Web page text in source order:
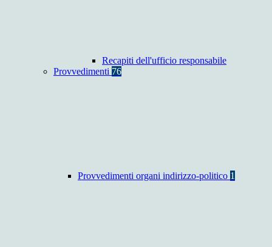
Recapiti dell'ufficio responsabile
Provvedimenti 76
Provvedimenti organi indirizzo-politico 1